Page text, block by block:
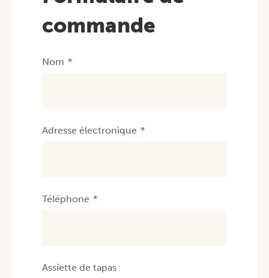
commande
Nom
Adresse électronique
Téléphone
Assiette de tapas